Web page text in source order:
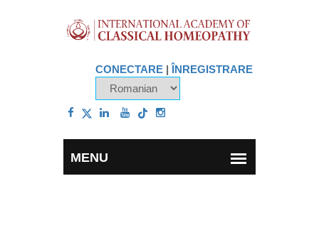
CONECTARE | ÎNREGISTRARE